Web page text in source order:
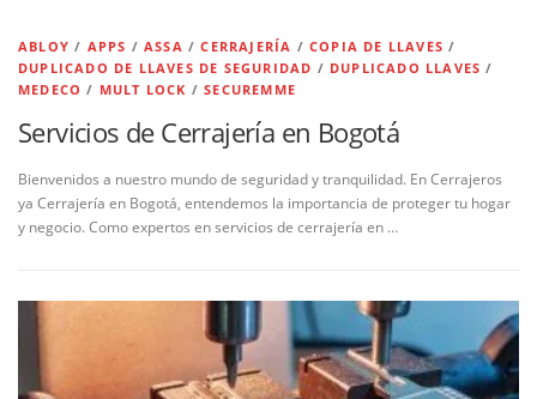
ABLOY / APPS /ASSA /CERRAJERÍA /COPIA DE LLAVES /
DUPLICADO DE LLAVES DE SEGURIDAD / DUPLICADO LLAVES /
MEDECO / MULT LOCK /SECUREMME
Servicios de Cerrajería en Bogotá
Bienvenidos a nuestro mundo de seguridad y tranquilidad. En Cerrajeros
ya Cerrajería en Bogotá, entendemos la importancia de proteger tu hogar
y negocio. Como expertos en servicios de cerrajería en …